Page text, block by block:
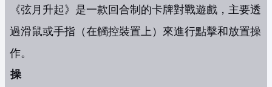
《弦月升起》是一款回合制的卡牌對戰遊戲，主要透
過滑鼠或手指（在觸控裝置上）來進行點擊和放置操
作。
操